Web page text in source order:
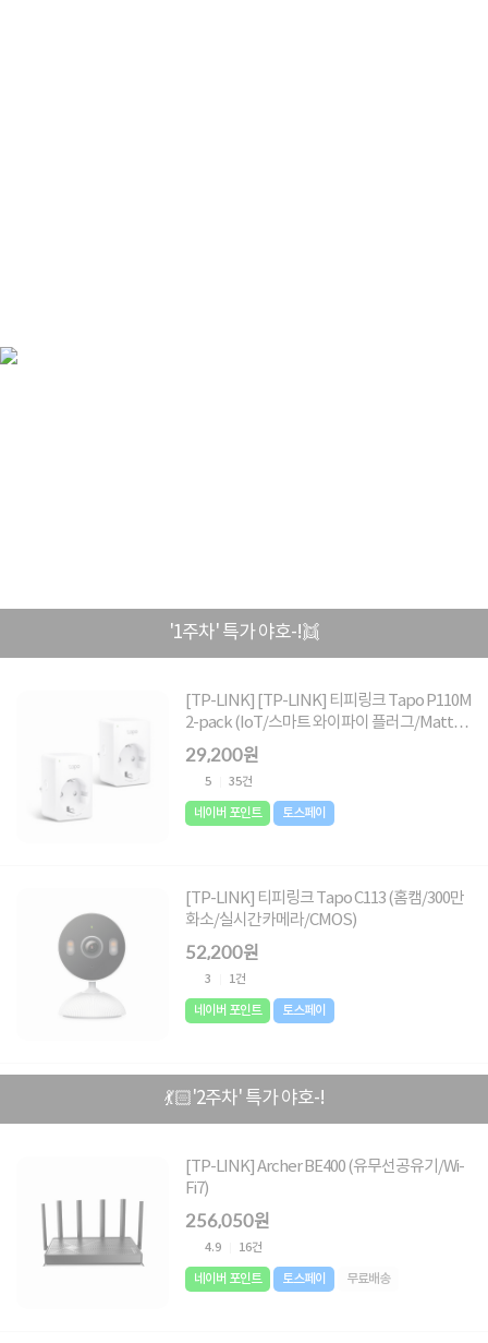
'1주차' 특가 야호-!👯
[TP-LINK] [TP-LINK] 티피링크 Tapo P110M
2-pack (IoT/스마트 와이파이 플러그/Matter
지원/전력 제어 타이머 콘센트)
29,200원
5 35건
네이버 포인트 토스페이
[TP-LINK] 티피링크 Tapo C113 (홈캠/300만
화소/실시간카메라/CMOS)
52,200원
3 1건
네이버 포인트 토스페이
💃🏻'2주차' 특가 야호-!
[TP-LINK] Archer BE400 (유무선공유기/Wi-
Fi7)
256,050원
4.9 16건
네이버 포인트 토스페이 무료배송